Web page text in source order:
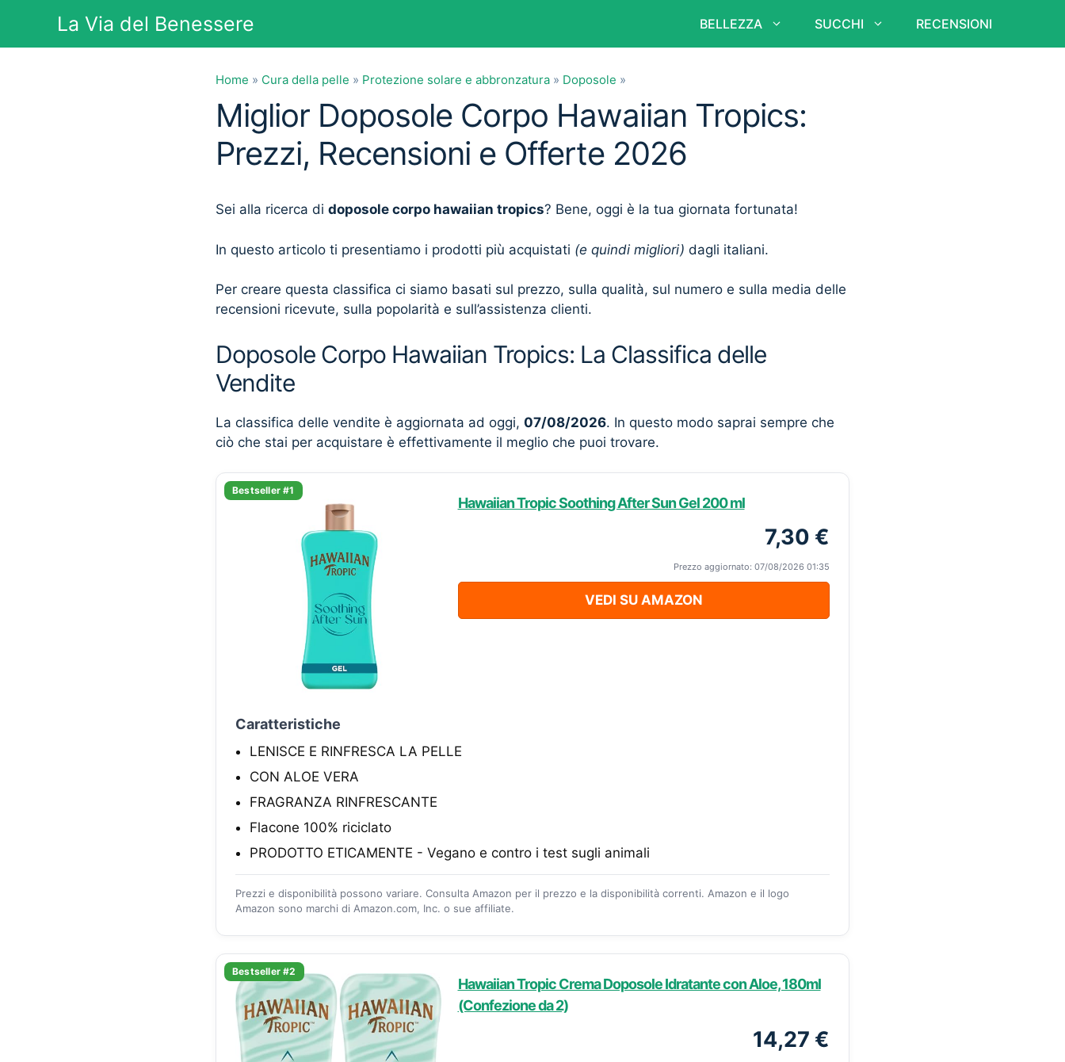
contenuto
La Via del Benessere BELLEZZA SUCCHI RECENSIONI
Home » Cura della pelle » Protezione solare e abbronzatura » Doposole »
Miglior Doposole Corpo Hawaiian Tropics:
Prezzi, Recensioni e Offerte 2026
Sei alla ricerca di doposole corpo hawaiian tropics? Bene, oggi è la tua giornata fortunata!
In questo articolo ti presentiamo i prodotti più acquistati (e quindi migliori) dagli italiani.
Per creare questa classifica ci siamo basati sul prezzo, sulla qualità, sul numero e sulla media delle
recensioni ricevute, sulla popolarità e sull’assistenza clienti.
Doposole Corpo Hawaiian Tropics: La Classifica delle
Vendite
La classifica delle vendite è aggiornata ad oggi, 07/08/2026. In questo modo saprai sempre che
ciò che stai per acquistare è effettivamente il meglio che puoi trovare.
Bestseller #1
Hawaiian Tropic Soothing After Sun Gel 200 ml
7,30 €
Prezzo aggiornato: 07/08/2026 01:35
VEDI SU AMAZON
Caratteristiche
LENISCE E RINFRESCA LA PELLE
CON ALOE VERA
FRAGRANZA RINFRESCANTE
Flacone 100% riciclato
PRODOTTO ETICAMENTE - Vegano e contro i test sugli animali
Prezzi e disponibilità possono variare. Consulta Amazon per il prezzo e la disponibilità correnti. Amazon e il logo
Amazon sono marchi di Amazon.com, Inc. o sue affiliate.
Bestseller #2
Hawaiian Tropic Crema Doposole Idratante con Aloe, 180ml
(Confezione da 2)
14,27 €